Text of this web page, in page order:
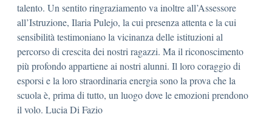
talento. Un sentito ringraziamento va inoltre all’Assessore
all’Istruzione, Ilaria Pulejo, la cui presenza attenta e la cui
sensibilità testimoniano la vicinanza delle istituzioni al
percorso di crescita dei nostri ragazzi. Ma il riconoscimento
più profondo appartiene ai nostri alunni. Il loro coraggio di
esporsi e la loro straordinaria energia sono la prova che la
scuola è, prima di tutto, un luogo dove le emozioni prendono
il volo. Lucia Di Fazio